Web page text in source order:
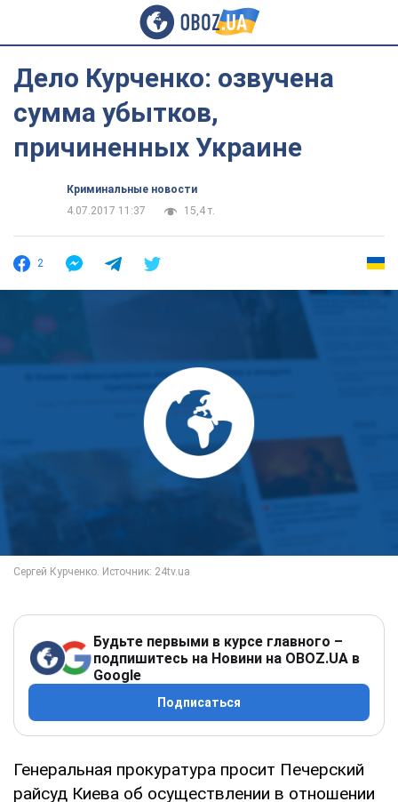
Дело Курченко: озвучена
сумма убытков,
причиненных Украине
Криминальные новости
4.07.2017 11:37
15,4 т.
2
Будьте первыми в курсе главного –
подпишитесь на Новини на OBOZ.UA в
Google
Подписаться
Генеральная прокуратура просит Печерский
райсуд Киева об осуществлении в отношении